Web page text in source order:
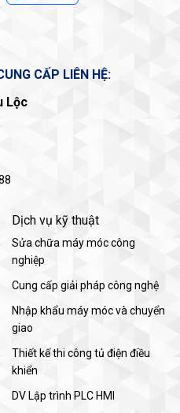
CẤP LIÊN HỆ:
Lộc
Dịch vụ kỹ thuật
Sửa chữa máy móc công
nghiệp
Cung cấp giải pháp công nghệ
Nhập khẩu máy móc và chuyển
giao
Thiết kế thi công tủ điện điều
khiển
DV Lập trình PLC HMI